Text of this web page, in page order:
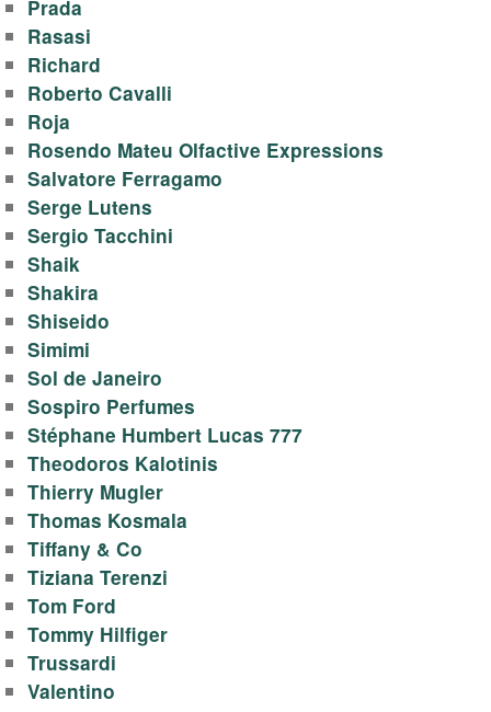
Prada
Rasasi
Richard
Roberto Cavalli
Roja
Rosendo Mateu Olfactive Expressions
Salvatore Ferragamo
Serge Lutens
Sergio Tacchini
Shaik
Shakira
Shiseido
Simimi
Sol de Janeiro
Sospiro Perfumes
Stéphane Humbert Lucas 777
Theodoros Kalotinis
Thierry Mugler
Thomas Kosmala
Tiffany & Co
Tiziana Terenzi
Tom Ford
Tommy Hilfiger
Trussardi
Valentino